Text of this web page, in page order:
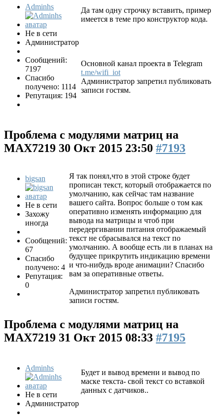
Adminhs
Не в сети
Администратор
Сообщений:
7197
Спасибо
получено: 1114
Репутация: 194
Да там одну строчку вставить, пример
имеется в теме про конструктор кода.
Основной канал проекта в Telegram
t.me/wifi_iot
Администратор запретил публиковать
записи гостям.
Проблема с модулями матриц на
MAX7219 30 Окт 2015 23:50 #7193
bigsan
Не в сети
Захожу
иногда
Сообщений:
67
Спасибо
получено: 4
Репутация:
0
Я так понял,что в этой строке будет
прописан текст, который отображается по
умолчанию, как сейчас там название
вашего сайта. Вопрос больше о том как
оперативно изменять информацию для
вывода на матрицы и чтоб при
передергивании питания отображаемый
текст не сбрасывался на текст по
умолчанию. А вообще есть ли в планах на
будущее прикрутить индикацию времени
и что-нибудь вроде анимации? Спасибо
вам за оперативные ответы.
Администратор запретил публиковать
записи гостям.
Проблема с модулями матриц на
MAX7219 31 Окт 2015 08:33 #7195
Adminhs
Не в сети
Администратор
Будет и вывод времени и вывод по
маске текста- свой текст со вставкой
данных с датчиков..